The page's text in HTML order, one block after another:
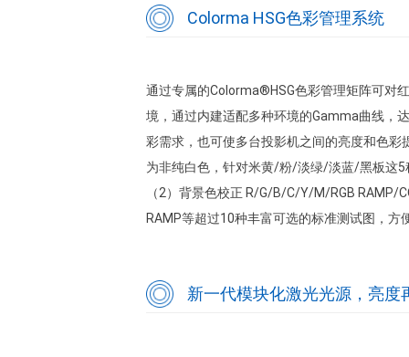
Colorma HSG色彩管理系统
通过专属的Colorma®HSG色彩管理矩阵可对
境，通过内建适配多种环境的Gamma曲线，
彩需求，也可使多台投影机之间的亮度和色
为非纯白色，针对米黄/粉/淡绿/淡蓝/黑板这
（2）背景色校正 R/G/B/C/Y/M/RGB RAMP/
RAMP等超过10种丰富可选的标准测试图，方
新一代模块化激光光源，亮度